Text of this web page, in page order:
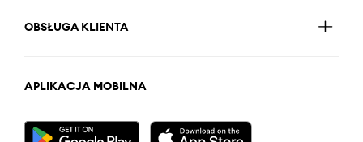
OBSŁUGA KLIENTA
APLIKACJA MOBILNA